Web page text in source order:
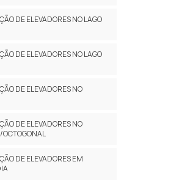
DE ELEVADORES NO LAGO
DE ELEVADORES NO LAGO
DE ELEVADORES NO
DE ELEVADORES NO
OCTOGONAL
DE ELEVADORES EM